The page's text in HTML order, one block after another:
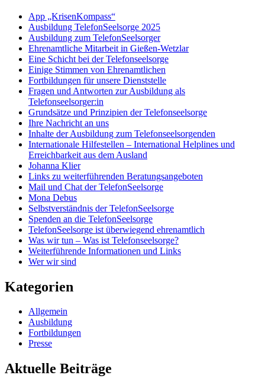
App „KrisenKompass“
Ausbildung TelefonSeelsorge 2025
Ausbildung zum TelefonSeelsorger
Ehrenamtliche Mitarbeit in Gießen-Wetzlar
Eine Schicht bei der Telefonseelsorge
Einige Stimmen von Ehrenamtlichen
Fortbildungen für unsere Dienststelle
Fragen und Antworten zur Ausbildung als
Telefonseelsorger:in
Grundsätze und Prinzipien der Telefonseelsorge
Ihre Nachricht an uns
Inhalte der Ausbildung zum Telefonseelsorgenden
Internationale Hilfestellen – International Helplines und
Erreichbarkeit aus dem Ausland
Johanna Klier
Links zu weiterführenden Beratungsangeboten
Mail und Chat der TelefonSeelsorge
Mona Debus
Selbstverständnis der TelefonSeelsorge
Spenden an die TelefonSeelsorge
TelefonSeelsorge ist überwiegend ehrenamtlich
Was wir tun – Was ist Telefonseelsorge?
Weiterführende Informationen und Links
Wer wir sind
Kategorien
Allgemein
Ausbildung
Fortbildungen
Presse
Aktuelle Beiträge